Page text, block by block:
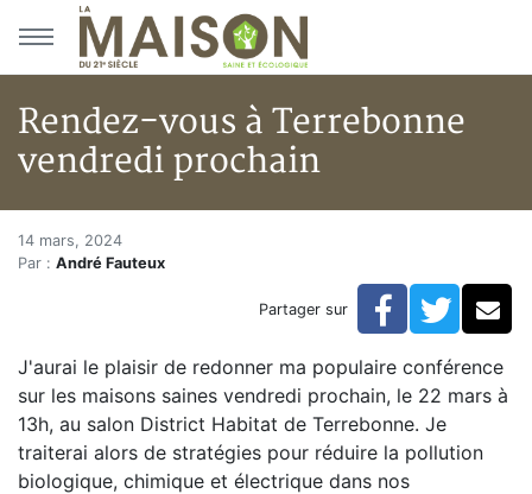
Aller au menu principal
Aller au contenu principal
Rendez-vous à Terrebonne
vendredi prochain
Accueil
Articles
Rendez-vous à Terrebonne vendredi prochain
Rendez-vous à Terrebonne
14 mars, 2024
Par : André Fauteux
Partager sur Facebook
J'aurai le plaisir de redonner ma populaire conférence
sur les maisons saines vendredi prochain, le 22 mars à
13h, au salon District Habitat de Terrebonne. Je
traiterai alors de stratégies pour réduire la pollution
biologique, chimique et électrique dans nos